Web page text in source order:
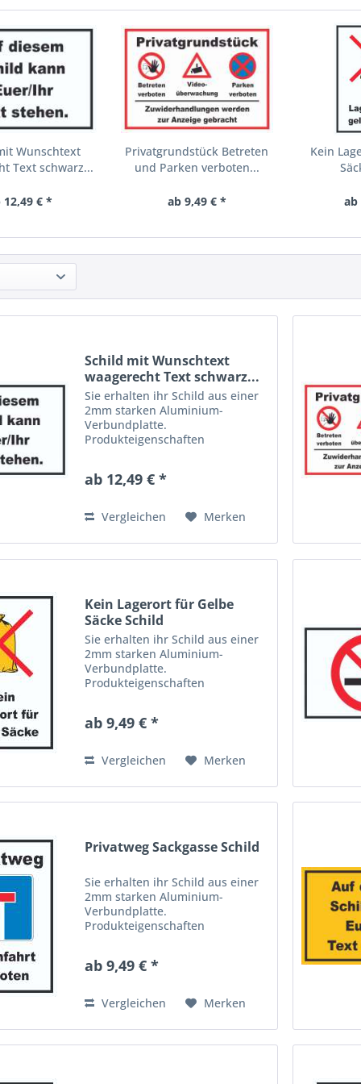
Wunschtext
Text schwarz...
12,49 € *
Privatgrundstück Betreten
und Parken verboten...
ab 9,49 € *
Kein
ab
Schild mit Wunschtext
waagerecht Text schwarz...
Sie erhalten ihr Schild aus einer
2mm starken Aluminium-
Verbundplatte.
Produkteigenschaften
beidseitig mit Aluminium-
hochwertige Material ist...
ab 12,49 € *
Vergleichen Merken
Kein Lagerort für Gelbe
Säcke Schild
Sie erhalten ihr Schild aus einer
2mm starken Aluminium-
Verbundplatte.
Produkteigenschaften
beidseitig mit Aluminium-
hochwertige Material ist...
ab 9,49 € *
Vergleichen Merken
Privatweg Sackgasse Schild
Sie erhalten ihr Schild aus einer
2mm starken Aluminium-
Verbundplatte.
Produkteigenschaften
beidseitig mit Aluminium-
hochwertige Material ist...
ab 9,49 € *
Vergleichen Merken